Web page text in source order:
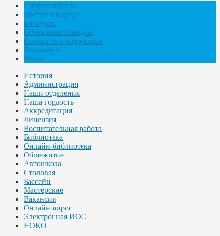
Профессионалы
Доступная среда
конкурсы
Обращения граждан
Сообщить о коррупции
Документы
Видео
История
Администрация
Наши отделения
Наша гордость
Аккредитация
Лицензия
Воспитательная работа
Библиотека
Онлайн-библиотека
Общежитие
Автошкола
Столовая
Бассейн
Мастерские
Вакансии
Онлайн-опрос
Электронная ИОС
НОКО